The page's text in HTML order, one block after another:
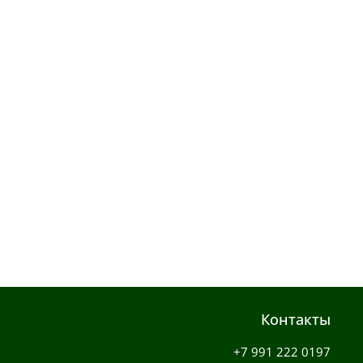
Контакты
+7 991 222 0197